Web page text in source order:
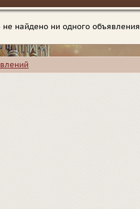
не найдено ни одного объявления